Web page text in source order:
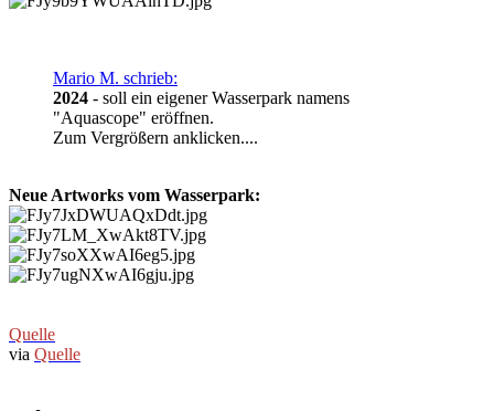
Mario M. schrieb:
2024 - soll ein eigener Wasserpark namens
"Aquascope" eröffnen.
Zum Vergrößern anklicken....
Neue Artworks vom Wasserpark:
Quelle
via Quelle